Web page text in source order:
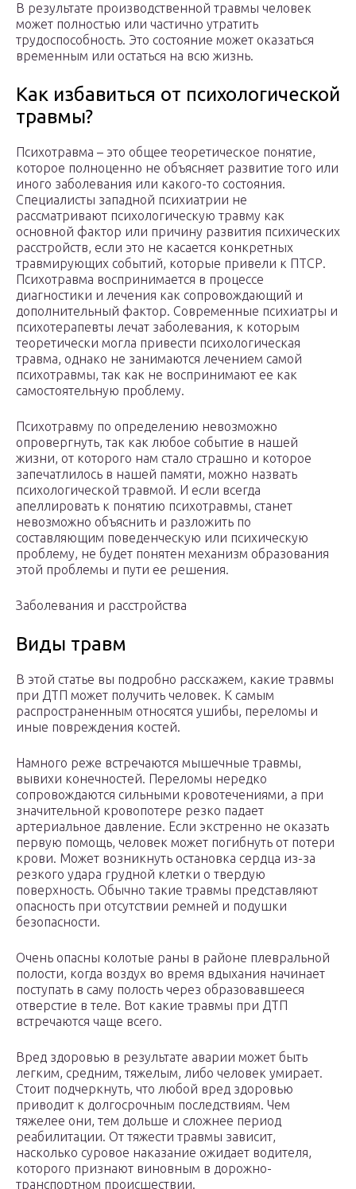
В результате производственной травмы человек
может полностью или частично утратить
трудоспособность. Это состояние может оказаться
временным или остаться на всю жизнь.
Как избавиться от психологической
травмы?
Психотравма – это общее теоретическое понятие,
которое полноценно не объясняет развитие того или
иного заболевания или какого-то состояния.
Специалисты западной психиатрии не
рассматривают психологическую травму как
основной фактор или причину развития психических
расстройств, если это не касается конкретных
травмирующих событий, которые привели к ПТСР.
Психотравма воспринимается в процессе
диагностики и лечения как сопровождающий и
дополнительный фактор. Современные психиатры и
психотерапевты лечат заболевания, к которым
теоретически могла привести психологическая
травма, однако не занимаются лечением самой
психотравмы, так как не воспринимают ее как
самостоятельную проблему.
Психотравму по определению невозможно
опровергнуть, так как любое событие в нашей
жизни, от которого нам стало страшно и которое
запечатлилось в нашей памяти, можно назвать
психологической травмой. И если всегда
апеллировать к понятию психотравмы, станет
невозможно объяснить и разложить по
составляющим поведенческую или психическую
проблему, не будет понятен механизм образования
этой проблемы и пути ее решения.
Заболевания и расстройства
Виды травм
В этой статье вы подробно расскажем, какие травмы
при ДТП может получить человек. К самым
распространенным относятся ушибы, переломы и
иные повреждения костей.
Намного реже встречаются мышечные травмы,
вывихи конечностей. Переломы нередко
сопровождаются сильными кровотечениями, а при
значительной кровопотере резко падает
артериальное давление. Если экстренно не оказать
первую помощь, человек может погибнуть от потери
крови. Может возникнуть остановка сердца из-за
резкого удара грудной клетки о твердую
поверхность. Обычно такие травмы представляют
опасность при отсутствии ремней и подушки
безопасности.
Очень опасны колотые раны в районе плевральной
полости, когда воздух во время вдыхания начинает
поступать в саму полость через образовавшееся
отверстие в теле. Вот какие травмы при ДТП
встречаются чаще всего.
Вред здоровью в результате аварии может быть
легким, средним, тяжелым, либо человек умирает.
Стоит подчеркнуть, что любой вред здоровью
приводит к долгосрочным последствиям. Чем
тяжелее они, тем дольше и сложнее период
реабилитации. От тяжести травмы зависит,
насколько суровое наказание ожидает водителя,
которого признают виновным в дорожно-
транспортном происшествии.